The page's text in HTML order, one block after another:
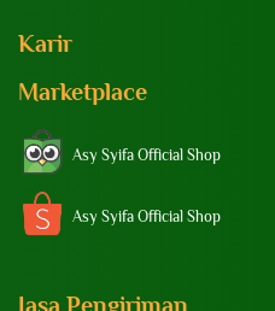
Karir
Marketplace
Asy Syifa Official Shop
Asy Syifa Official Shop
Jasa Pengiriman